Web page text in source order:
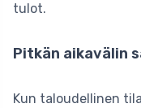
tulot.
Pitkän aikavälin
Kun taloudellinen